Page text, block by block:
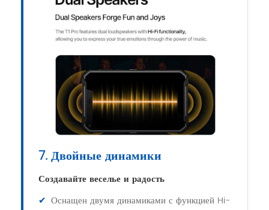
7. Двойные динамики
Создавайте веселье и радость
✔ Оснащен двумя динамиками с функцией Hi-